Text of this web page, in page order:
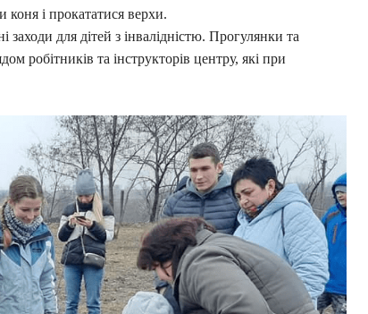
і прокататися верхи.
заходи для дітей з інвалідністю. Прогулянки та
робітників та інструкторів центру, які при